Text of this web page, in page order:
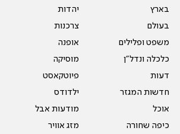
בארץ
בעולם
משפט ופלילים
כלכלה ונדל"ן
דעות
חדשות המגזר
אוכל
כיפה שחורה
יהדות
צרכנות
אופנה
מוסיקה
פיוטקאסט
ילדודס
מודעות אבל
מזג אוויר